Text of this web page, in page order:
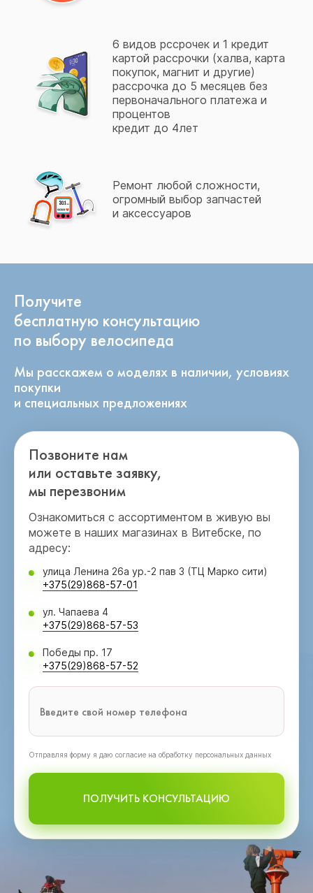
6 видов рссрочек и 1 кредит
картой рассрочки (халва, карта
покупок, магнит и другие)
рассрочка до 5 месяцев без
первоначального платежа и
процентов
кредит до 4лет
Ремонт любой сложности,
огромный выбор запчастей
и аксессуаров
Получите
бесплатную консультацию
по выбору велосипеда
Мы расскажем о моделях в наличии, условиях
покупки
и специальных предложениях
Позвоните нам
или оставьте заявку,
мы перезвоним
Ознакомиться с ассортиментом в живую вы
можете в наших магазинах в Витебске, по
адресу:
улица Ленина 26а ур.-2 пав 3 (ТЦ Марко сити)
+375(29)868-57-01
ул. Чапаева 4
+375(29)868-57-53
Победы пр. 17
+375(29)868-57-52
Oтправляя форму я даю согласие на обработку персональных данных
ПОЛУЧИТЬ КОНСУЛЬТАЦИЮ